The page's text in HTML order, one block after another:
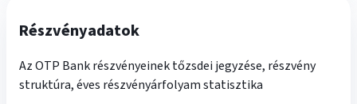
Részvényadatok
Az OTP Bank részvényeinek tőzsdei jegyzése, részvény
struktúra, éves részvényárfolyam statisztika